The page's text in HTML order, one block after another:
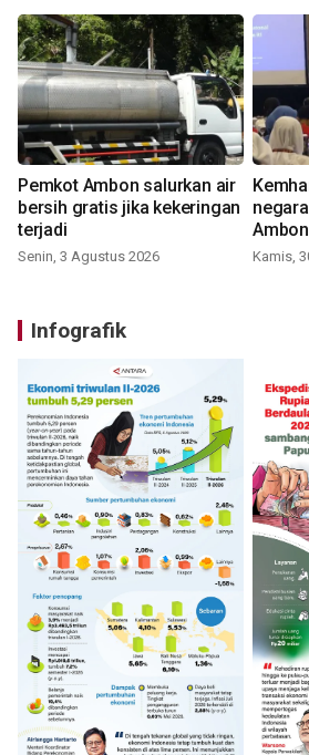
Pemkot Ambon salurkan air
bersih gratis jika kekeringan
terjadi
Senin, 3 Agustus 2026
Ambon
Kamis,
Infografik